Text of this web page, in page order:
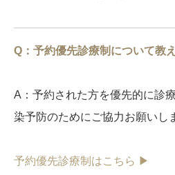
Q：予約優先診療制について教
A：予約された方を優先的に診
染予防のためにご協力お願いし
予約優先診療制はこちら ▶︎